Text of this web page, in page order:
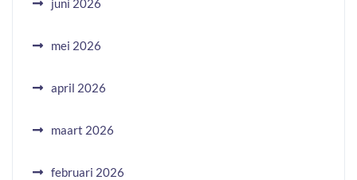
juni 2026
mei 2026
april 2026
maart 2026
februari 2026